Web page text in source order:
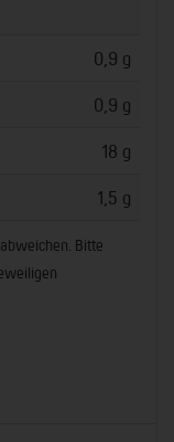
0,9 g
0,9 g
18 g
1,5 g
Bitte